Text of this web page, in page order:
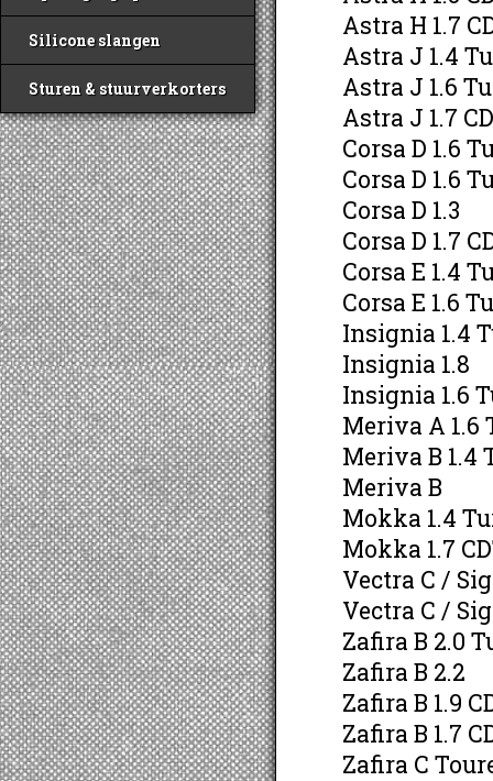
Silicone slangen
Sturen & stuurverkorters
Astra H 1.7
Astra J 1.4
Astra J 1.6
Astra J 1.7
Corsa D 1.6
Corsa D 1.6
Corsa D 1.3
Corsa D 1.7
Corsa E 1.4
Corsa E 1.6
Insignia 1.4
Insignia 1.8
Insignia 1.6
Meriva A 1.6
Meriva B 1.4
Meriva B
Mokka 1.4
Mokka 1.7
Vectra C /
Vectra C /
Zafira B 2.0
Zafira B 2.2
Zafira B 1.9
Zafira B 1.7
Zafira C